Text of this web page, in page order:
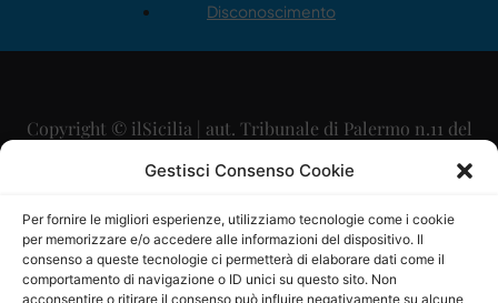
Gestisci Consenso Cookie
Per fornire le migliori esperienze, utilizziamo tecnologie come i cookie
per memorizzare e/o accedere alle informazioni del dispositivo. Il
consenso a queste tecnologie ci permetterà di elaborare dati come il
comportamento di navigazione o ID unici su questo sito. Non
acconsentire o ritirare il consenso può influire negativamente su alcune
Disconoscimento
Copyright © ilSicilia | aut. Tribunale di Palermo n.11 del
29/09/2015
Direttore Editoriale: Maurizio Scaglione